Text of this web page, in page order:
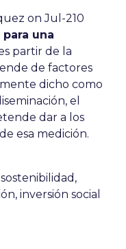
on Jul-210
una
partir de la
de factores
dicho como
el
dar a los
esa medición.
sostenibilidad ,
, inversión social